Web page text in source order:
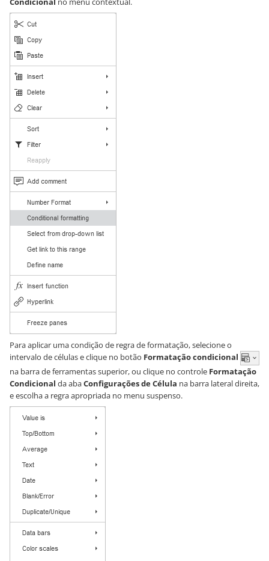
Para aplicar uma condição de regra de formatação, selecione o
intervalo de células e clique no botão Formatação condicional
na barra de ferramentas superior, ou clique no controle Formatação
Condicional da abaConfigurações de Célula na barra lateral direita,
e escolha a regra apropriada no menu suspenso.